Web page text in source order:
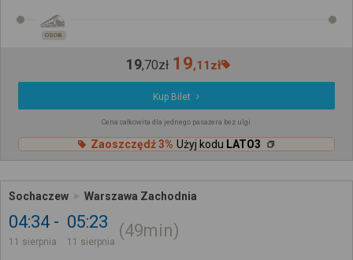
OSOB.
19,70zł 19,11 zł
Kup Bilet
Cena całkowita dla jednego pasażera bez ulgi
Zaoszczędź 3% Użyj kodu LATO3
Sochaczew Warszawa Zachodnia
04:34
11 sierpnia
05:23
11 sierpnia
49min